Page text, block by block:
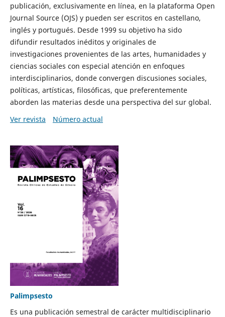
publicación, exclusivamente en línea, en la plataforma Open
Journal Source (OJS) y pueden ser escritos en castellano,
inglés y portugués. Desde 1999 su objetivo ha sido
difundir resultados inéditos y originales de
investigaciones provenientes de las artes, humanidades y
ciencias sociales con especial atención en enfoques
interdisciplinarios, donde convergen discusiones sociales,
políticas, artísticas, filosóficas, que preferentemente
aborden las materias desde una perspectiva del sur global.
Ver revista
Número actual
Palimpsesto
Es una publicación semestral de carácter multidisciplinario